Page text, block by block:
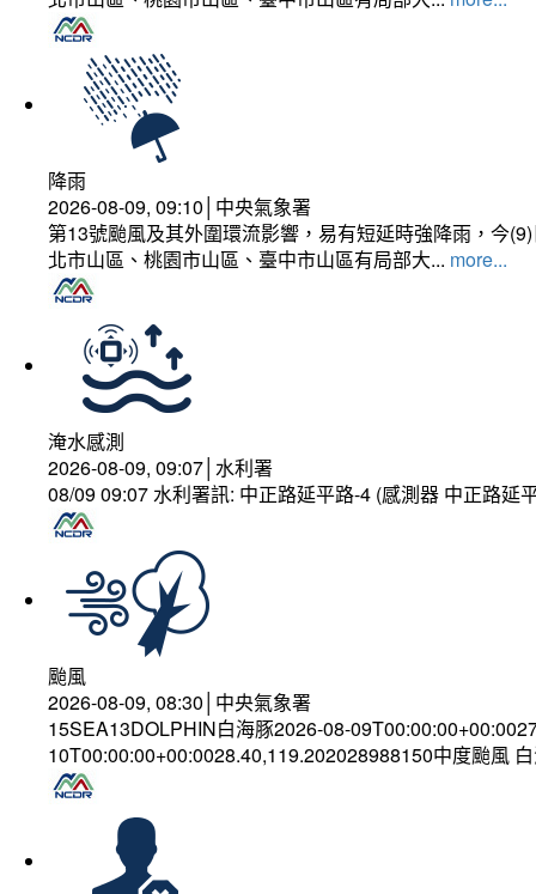
降雨
2026-08-09, 09:10│中央氣象署
第13號颱風及其外圍環流影響，易有短延時強降雨，今
北市山區、桃園市山區、臺中市山區有局部大... more...
淹水感測
2026-08-09, 09:07│水利署
08/09 09:07 水利署訊: 中正路延平路-4 (感測器 中正路
颱風
2026-08-09, 08:30│中央氣象署
15SEA13DOLPHIN白海豚2026-08-
10T00:00:00+00:0028.40,119.202028988150中度颱風